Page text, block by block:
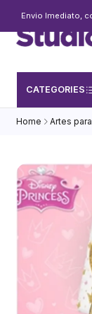
CATEGORIES
Envio Imediato,
Home Artes